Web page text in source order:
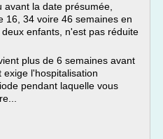
la date présumée,
16, 34 voire 46 semaines en
enfants, n'est pas réduite
plus de 6 semaines avant
l'hospitalisation
pendant laquelle vous